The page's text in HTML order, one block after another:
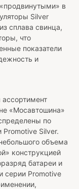
в
Silver
сплава свинца,
что
показатели
и
«Мосавтошина»
по
Silver.
объема
конструкцией
батареи и
серии Promotive